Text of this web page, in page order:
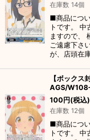
在庫数 14個
■商品につ
トです。
ますので、
ご遠慮下さ
が、店頭在
【ボック
AGS/
100円(税込)
在庫数 12個
■商品につ
トです。